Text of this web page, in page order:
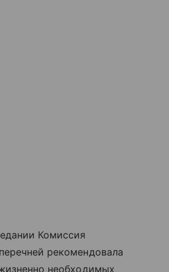
Комиссия
рекомендовала
необходимых